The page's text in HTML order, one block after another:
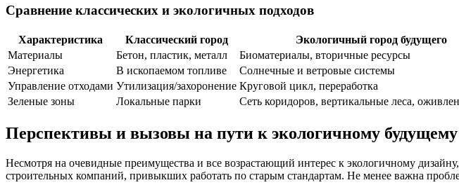
Сравнение классических и экологичных подходов
Характеристика Классический город
Экологичный город будущего
Материалы
Бетон, пластик, металл
Биоматериалы, вторичные ресурсы
Энергетика
В ископаемом топливе
Солнечные и ветровые системы
Управление отходами Утилизация/захоронение Круговой цикл, переработка
Зеленые зоны
Локальные парки Сеть коридоров, вертикальные леса,
Перспективы и вызовы на пути к экологичному будущему
Несмотря на очевидные преимущества и все возрастающий интерес к экологичному
строительных компаний, привыкших работать по старым стандартам. Не менее важна